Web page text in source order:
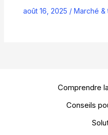
août 16, 2025 / Marché &
Comprendre
Conseils